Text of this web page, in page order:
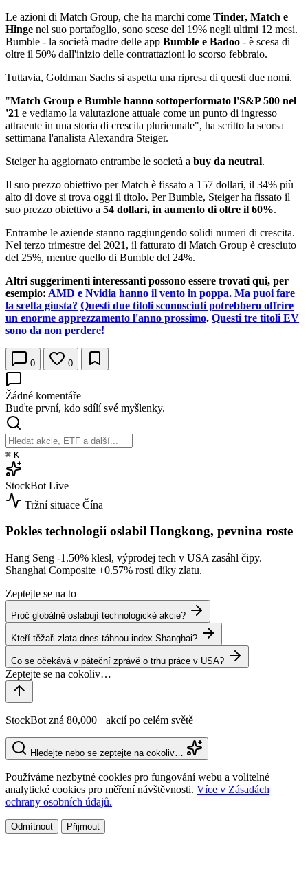
Le azioni di Match Group, che ha marchi come Tinder, Match e
Hinge nel suo portafoglio, sono scese del 19% negli ultimi 12 mesi.
Bumble - la società madre delle app Bumble e Badoo - è scesa di
oltre il 50% dall'inizio delle contrattazioni lo scorso febbraio.
Tuttavia, Goldman Sachs si aspetta una ripresa di questi due nomi.
"Match Group e Bumble hanno sottoperformato l'S&P 500 nel
'21 e vediamo la valutazione attuale come un punto di ingresso
attraente in una storia di crescita pluriennale", ha scritto la scorsa
settimana l'analista Alexandra Steiger.
Steiger ha aggiornato entrambe le società a buy da neutral.
Il suo prezzo obiettivo per Match è fissato a 157 dollari, il 34% più
alto di dove si trova oggi il titolo. Per Bumble, Steiger ha fissato il
suo prezzo obiettivo a 54 dollari, in aumento di oltre il 60%.
Entrambe le aziende stanno raggiungendo solidi numeri di crescita.
Nel terzo trimestre del 2021, il fatturato di Match Group è cresciuto
del 25%, mentre quello di Bumble del 24%.
Altri suggerimenti interessanti possono essere trovati qui, per
esempio: AMD e Nvidia hanno il vento in poppa. Ma puoi fare
la scelta giusta? Questi due titoli sconosciuti potrebbero offrire
un enorme apprezzamento l'anno prossimo. Questi tre titoli EV
sono da non perdere!
0 0
Žádné komentáře
Buďte první, kdo sdílí své myšlenky.
⌘ K
StockBot Live
Tržní situace Čína
Pokles technologií oslabil Hongkong, pevnina roste
Hang Seng -1.50% klesl, výprodej tech v USA zasáhl čipy.
Shanghai Composite +0.57% rostl díky zlatu.
Zeptejte se na to
Proč globálně oslabují technologické akcie?
Kteří těžaři zlata dnes táhnou index Shanghai?
Co se očekává v páteční zprávě o trhu práce v USA?
StockBot zná 80,000+ akcií po celém světě
Hledejte nebo se zeptejte na cokoliv…
Používáme nezbytné cookies pro fungování webu a volitelné
analytické cookies pro měření návštěvnosti. Více v Zásadách
ochrany osobních údajů.
Odmítnout Přijmout